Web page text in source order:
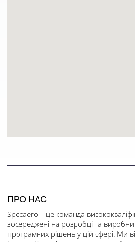
ПРО НАС
Specaero – це команда
зосереджені на розробці та
програмних рішень у цій сфері. Ми